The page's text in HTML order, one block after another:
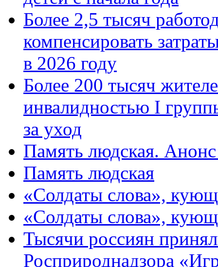
Более 2,5 тысяч
компенсировать
в 2026 году
Более 200 тысяч
инвалидностью I
за уход
Память людская.
Память людская
«Солдаты слова»,
«Солдаты слова»,
Тысячи россиян
Росприроднадзора